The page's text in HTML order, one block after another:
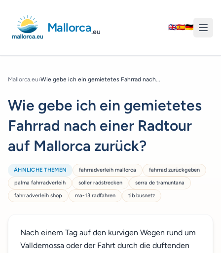
Mallorca.eu
🇬🇧🇪🇸🇩🇪
Mallorca.eu›Wie gebe ich ein gemietetes Fahrrad nach...
Wie gebe ich ein gemietetes
Fahrrad nach einer Radtour
auf Mallorca zurück?
ÄHNLICHE THEMEN fahrradverleih mallorca
fahrrad zurückgeben
palma fahrradverleih
soller radstrecken
serra de tramuntana
fahrradverleih shop
ma-13 radfahren tib busnetz
Nach einem Tag auf den kurvigen Wegen rund um
Valldemossa oder der Fahrt durch die duftenden